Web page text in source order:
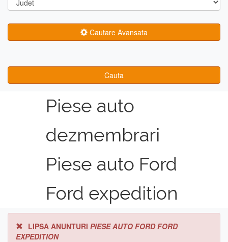
Cautare Avansata
Cauta
Piese auto
dezmembrari
Piese auto Ford
Ford expedition
LIPSA ANUNTURI PIESE AUTO FORD FORD
EXPEDITION